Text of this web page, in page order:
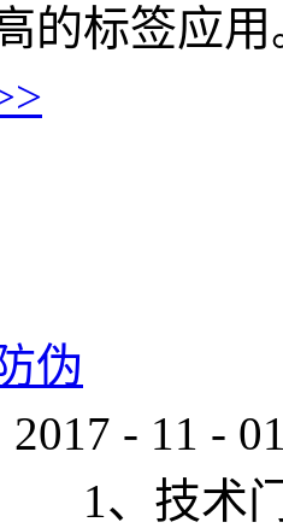
的标签应用
伪
2017 - 11 -
1、技术